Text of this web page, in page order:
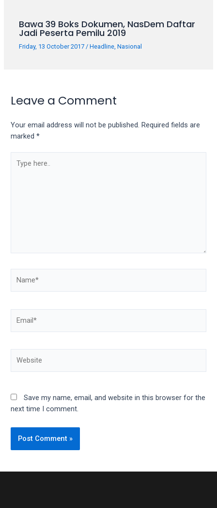
Bawa 39 Boks Dokumen, NasDem Daftar
Jadi Peserta Pemilu 2019
Friday, 13 October 2017/Headline,Nasional
Leave a Comment
Your email address will not be published. Required fields are
marked*
here..
Save my name, email, and website in this browser for the
next time I comment.